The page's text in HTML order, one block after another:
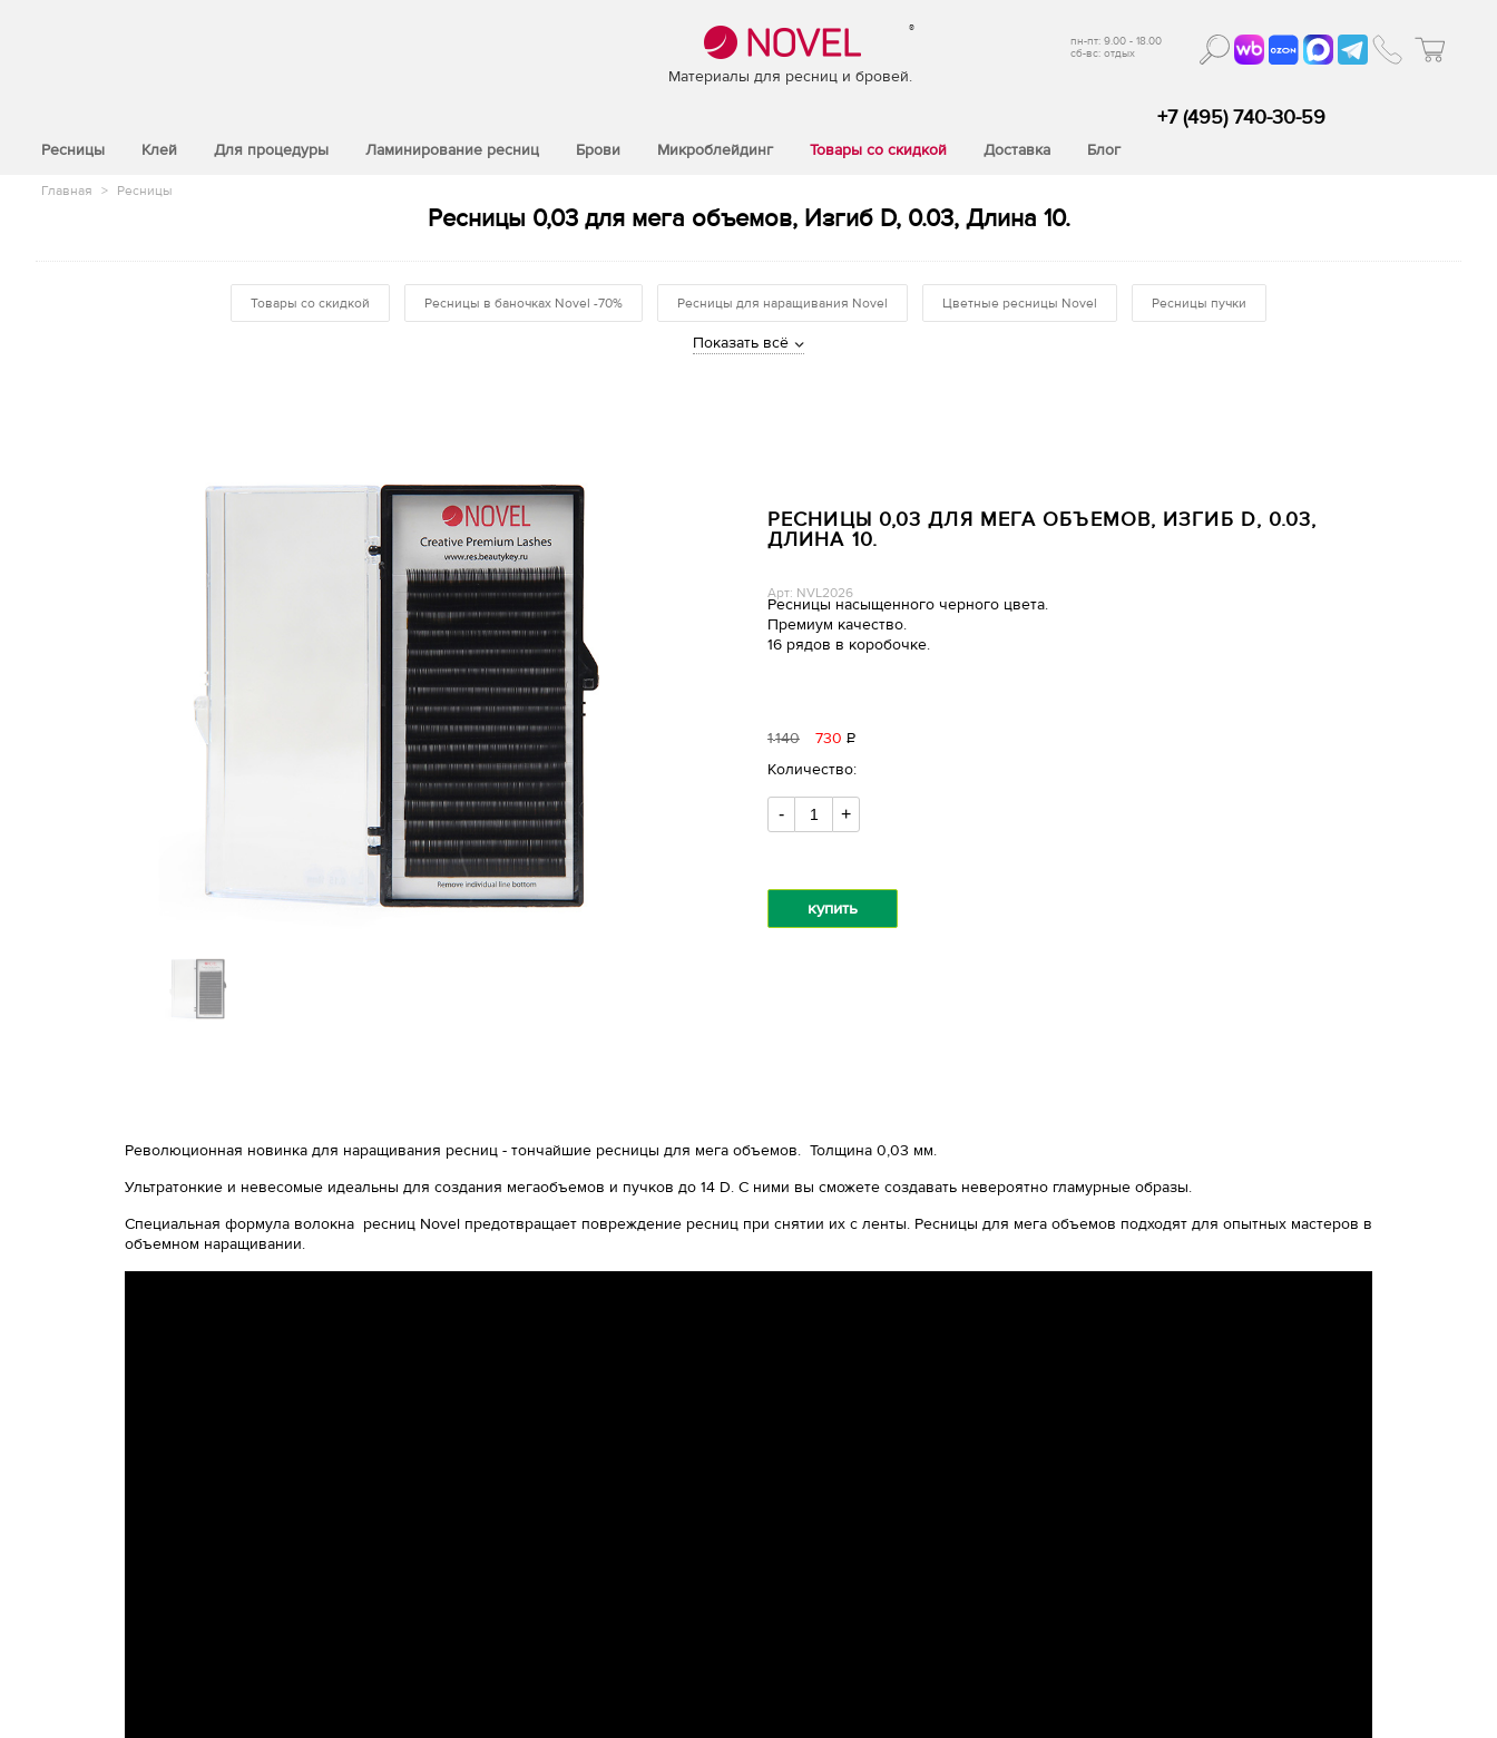
®
Материалы для ресниц и бровей.
пн-пт: 9.00 - 18.00
сб-вс: отдых
Ресницы Клей Для процедуры Ламинирование ресниц Брови Микроблейдинг Товары со скидкой Доставка Блог
+7 (495) 740-30-59
Главная > Ресницы
Ресницы 0,03 для мега объемов, Изгиб D, 0.03, Длина 10.
Товары со скидкой Ресницы в баночках Novel -70% Ресницы для наращивания Novel Цветные ресницы Novel Ресницы пучки
Показать всё
РЕСНИЦЫ 0,03 ДЛЯ МЕГА ОБЪЕМОВ, ИЗГИБ D, 0.03,
ДЛИНА 10.
Арт: NVL2026
Ресницы насыщенного черного цвета.
Премиум качество.
16 рядов в коробочке.
1140 730 Р
Количество:
- +
купить
Революционная новинка для наращивания ресниц - тончайшие ресницы для мега объемов. Толщина 0,03 мм.
Ультратонкие и невесомые идеальны для создания мегаобъемов и пучков до 14 D. С ними вы сможете создавать невероятно гламурные образы.
Специальная формула волокна ресниц Novel предотвращает повреждение ресниц при снятии их с ленты. Ресницы для мега объемов подходят для опытных мастеров в
объемном наращивании.